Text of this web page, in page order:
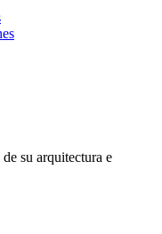
su arquitectura e